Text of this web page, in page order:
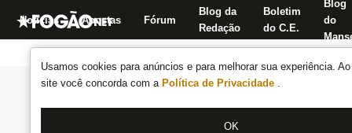
Usamos cookies para anúncios e para melhorar sua experiência.
site você concorda com a Política de Privacidade .
OK
Notícias Apostas Fórum
Blog da
Redação
Boletim
do C.E.
Blog
do